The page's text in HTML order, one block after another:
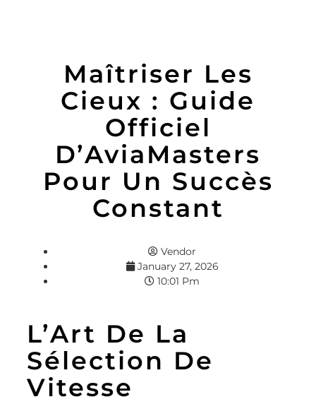
Maîtriser Les
Cieux : Guide
Officiel
D’AviaMasters
Pour Un Succès
Constant
Vendor
January 27, 2026
10:01 Pm
L’Art De La
Sélection De
Vitesse